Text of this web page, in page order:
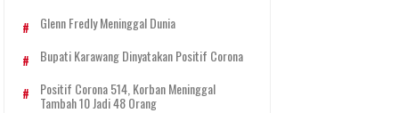
Glenn Fredly Meninggal Dunia
Bupati Karawang Dinyatakan Positif Corona
Positif Corona 514, Korban Meninggal
Tambah 10 Jadi 48 Orang